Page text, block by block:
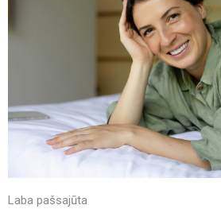
Laba pašsajūta